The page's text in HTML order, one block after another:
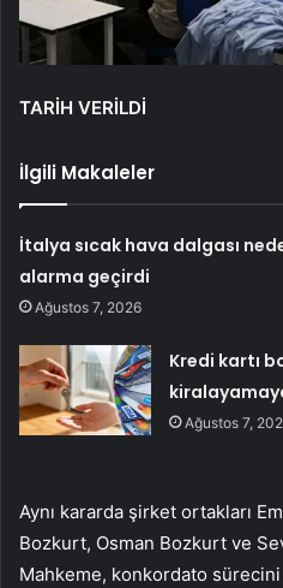
TARİH VERİLDİ
İlgili Makaleler
İtalya sıcak hava dalgası
alarma geçirdi
Ağustos 7, 2026
Kredi kartı
Ağustos 7,
Aynı kararda şirket ortakları
Bozkurt, Osman Bozkurt ve
Mahkeme, konkordato